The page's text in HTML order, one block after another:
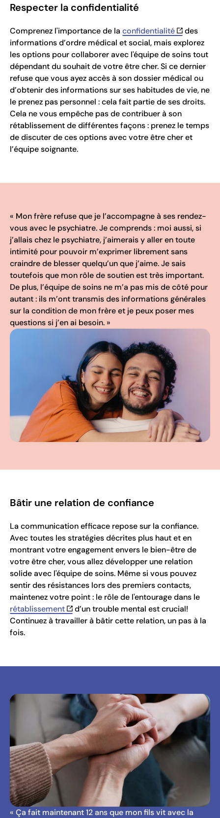
Respecter la confidentialité
Comprenez l'importance de la confidentialité
des
informations d’ordre médical et social, mais explorez
les options pour collaborer avec l'équipe de soins tout
dépendant du souhait de votre être cher. Si ce dernier
refuse que vous ayez accès à son dossier médical ou
d’obtenir des informations sur ses habitudes de vie, ne
le prenez pas personnel : cela fait partie de ses droits.
Cela ne vous empêche pas de contribuer à son
rétablissement de différentes façons : prenez le temps
de discuter de ces options avec votre être cher et
l’équipe soignante.
« Mon frère refuse que je l’accompagne à ses rendez-
vous avec le psychiatre. Je comprends : moi aussi, si
j’allais chez le psychiatre, j’aimerais y aller en toute
intimité pour pouvoir m’exprimer librement sans
craindre de blesser quelqu’un que j’aime. Je sais
toutefois que mon rôle de soutien est très important.
De plus, l’équipe de soins ne m’a pas mis de côté pour
autant : ils m’ont transmis des informations générales
sur la condition de mon frère et je peux poser mes
questions si j’en ai besoin. »
Bâtir une relation de confiance
La communication efficace repose sur la confiance.
Avec toutes les stratégies décrites plus haut et en
montrant votre engagement envers le bien-être de
votre être cher, vous allez développer une relation
solide avec l'équipe de soins. Même si vous pouvez
sentir des résistances lors des premiers contacts,
maintenez votre point : le rôle de l'entourage dans le
rétablissement
d’un trouble mental est crucial!
Continuez à travailler à bâtir cette relation, un pas à la
fois.
« Ça fait maintenant 12 ans que mon fils vit avec la